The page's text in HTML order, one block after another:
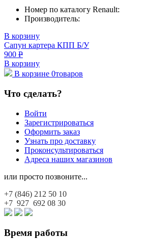
Номер по каталогу Renault:
Производитель:
В корзину
Сапун картера КПП Б/У
900 Р
В корзину
В корзине 0товаров
Что сделать?
Войти
Зарегистрироваться
Оформить заказ
Узнать про доставку
Проконсультироваться
Адреса наших магазинов
или просто позвоните...
+7 (846) 212 50 10
+7 927 692 08 30
Время работы